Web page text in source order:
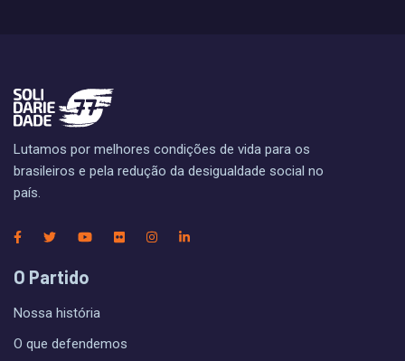
Lutamos por melhores condições de vida para os
brasileiros e pela redução da desigualdade social no
país.
O Partido
Nossa história
O que defendemos